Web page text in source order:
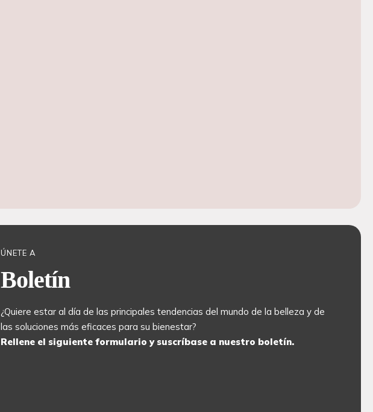
ÚNETE A
Boletín
¿Quiere estar al día de las principales tendencias del mundo de la belleza y de
las soluciones más eficaces para su bienestar?
Rellene el siguiente formulario y suscríbase a nuestro boletín.